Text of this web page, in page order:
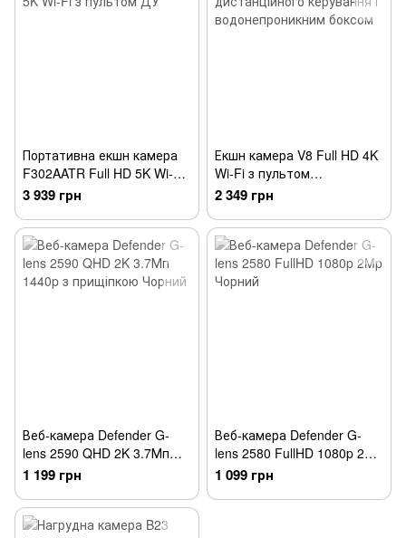
Портативна екшн камера
F302AATR Full HD 5K Wi-Fi
з пультом ДУ
3 939 грн
Екшн камера V8 Full HD 4K
Wi-Fi з пультом
дистанційного керування і
2 349 грн
Веб-камера Defender G-
lens 2590 QHD 2K 3.7Мп
1440p з прищіпкою Чорний
1 199 грн
Веб-камера Defender G-
lens 2580 FullHD 1080p 2Mp
Чорний
1 099 грн